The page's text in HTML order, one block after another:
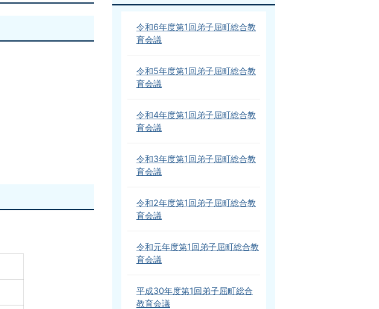
令和6年度第1回弟子屈町総合教
育会議
令和5年度第1回弟子屈町総合教
育会議
令和4年度第1回弟子屈町総合教
育会議
令和3年度第1回弟子屈町総合教
育会議
令和2年度第1回弟子屈町総合教
育会議
令和元年度第1回弟子屈町総合教
育会議
平成30年度第1回弟子屈町総合
教育会議